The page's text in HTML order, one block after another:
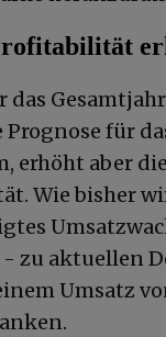
für
erhöht aber
Wie bisher
zu aktuellen
Umsatz